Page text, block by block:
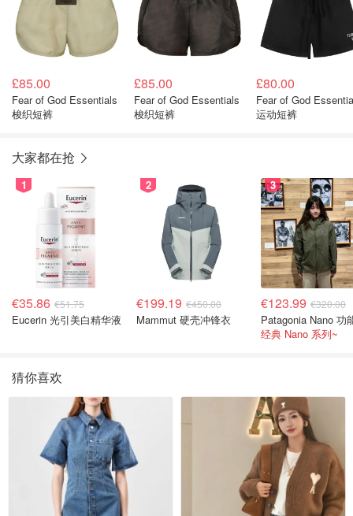
£85.00
Fear of God Essentials
梭织短裤
£85.00
Fear of God Essentials
梭织短裤
£80.00
Fear of God
运动短裤
大家都在抢
1
€35.86 €51.75
Eucerin 光引美白精华液
2
€199.19 €450.00
Mammut 硬壳冲锋衣
3
€123.99 €320.00
经典 Nano 系列~
猜你喜欢